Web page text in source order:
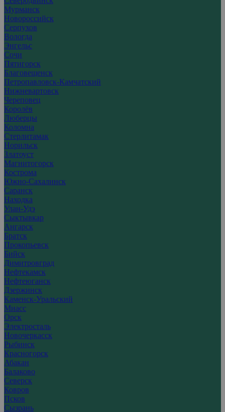
Мурманск
Новороссийск
Серпухов
Вологда
Энгельс
Сочи
Пятигорск
Благовещенск
Петропавловск-Камчатский
Нижневартовск
Череповец
Королёв
Люберцы
Коломна
Стерлитамак
Норильск
Златоуст
Магнитогорск
Кострома
Южно-Сахалинск
Саранск
Находка
Улан-Удэ
Сыктывкар
Ангарск
Братск
Прокопьевск
Бийск
Димитровград
Нефтекамск
Нефтеюганск
Дзержинск
Каменск-Уральский
Миасс
Орск
Электросталь
Новочеркасск
Рыбинск
Красногорск
Абакан
Балаково
Северск
Ковров
Псков
Сызрань